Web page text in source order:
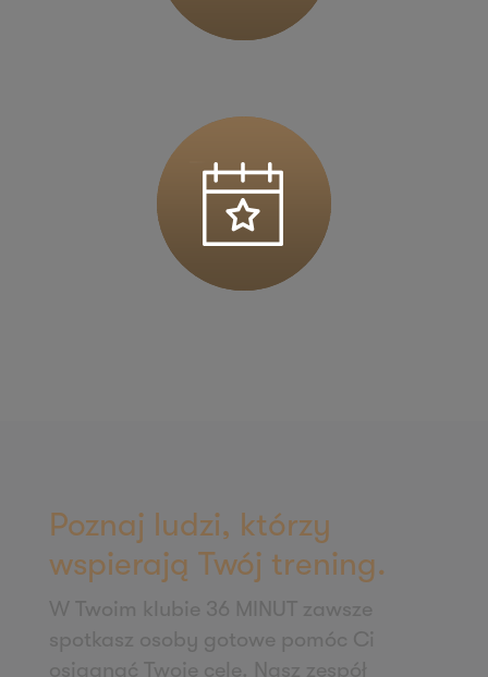
Zapisz mnie
36 MINUT Komorniki
62-052 Komorniki
Zapisz mnie
36 MINUT Konstantynów
ul. Łódzka 27
95-050 Konstantynów Łódzki
62-028 Koziegłowy
Zapisz mnie
36 MINUT Krotoszyn
ul. Słodowa 13
63-700 Krotoszyn
Poznaj ludzi, którzy
wspierają Twój trening.
W Twoim klubie 36 MINUT zawsze
spotkasz osoby gotowe pomóc Ci
osiągnąć Twoje cele. Nasz zespół